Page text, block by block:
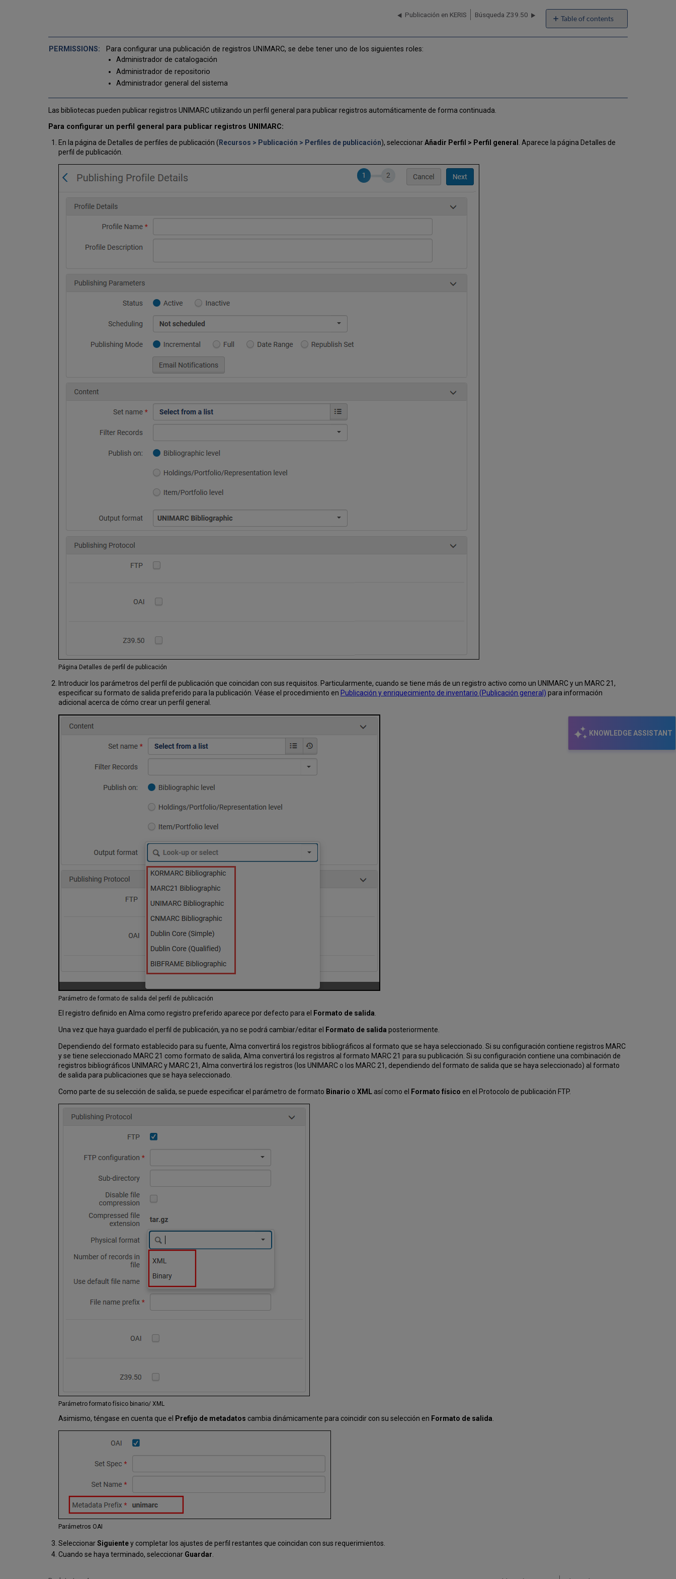
KNOWLEDGE ASSISTANT
Table of contents
No
headers
Publicación en KERIS Búsqueda Z39.50
Para configurar una publicación de registros UNIMARC, se debe tener uno de los siguientes roles:
Administrador de catalogación
Administrador de repositorio
Administrador general del sistema
Las bibliotecas pueden publicar registros UNIMARC utilizando un perfil general para publicar registros automáticamente de forma continuada.
Para configurar un perfil general para publicar registros UNIMARC:
En la página de Detalles de perfiles de publicación ( Recursos > Publicación > Perfiles de publicación), seleccionarAñadir Perfil > Perfil general
. Aparece la página Detalles de
perfil de publicación.
Página Detalles de perfil de publicación
Introducir los parámetros del perfil de publicación que coincidan con sus requisitos. Particularmente, cuando se tiene más de un registro activo como un UNIMARC y un MARC 21,
especificar su formato de salida preferido para la publicación. Véase el procedimiento en Publicación y enriquecimiento de inventario (Publicación general) para información
adicional acerca de cómo crear un perfil general.
Parámetro de formato de salida del perfil de publicación
El registro definido en Alma como registro preferido aparece por defecto para el Formato de salida.
Una vez que haya guardado el perfil de publicación, ya no se podrá cambiar/editar el Formato de salida posteriormente.
Dependiendo del formato establecido para su fuente, Alma convertirá los registros bibliográficos al formato que se haya seleccionado. Si su configuración contiene registros MARC
y se tiene seleccionado MARC 21 como formato de salida, Alma convertirá los registros al formato MARC 21 para su publicación. Si su configuración contiene una combinación de
registros bibliográficos UNIMARC y MARC 21, Alma convertirá los registros (los UNIMARC o los MARC 21, dependiendo del formato de salida que se haya seleccionado) al formato
de salida para publicaciones que se haya seleccionado.
Como parte de su selección de salida, se puede especificar el parámetro de formato Binario o XMLasí como el Formato físico en el Protocolo de publicación FTP.
Parámetro formato físico binario/ XML
Asimismo, téngase en cuenta que el Prefijo de metadatos cambia dinámicamente para coincidir con su selección en Formato de salida.
Parámetros OAI
SeleccionarSiguientey completar los ajustes de perfil restantes que coincidan con sus requerimientos.
Cuando se haya terminado, seleccionar Guardar.